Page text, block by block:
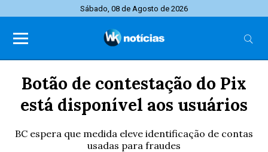
Sábado, 08 de Agosto de 2026
Botão de contestação do Pix
está disponível aos usuários
BC espera que medida eleve identificação de contas
usadas para fraudes